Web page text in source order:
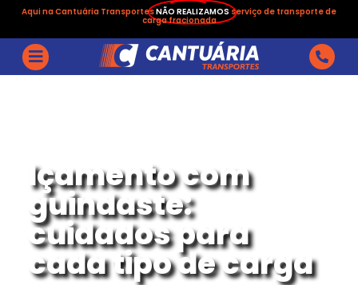
Aqui na Cantuária TransportesNÃO REALIZAMOS serviço de transporte de
carga fracionada
Içamento com
guindaste:
cuidados para
cada tipo de carga